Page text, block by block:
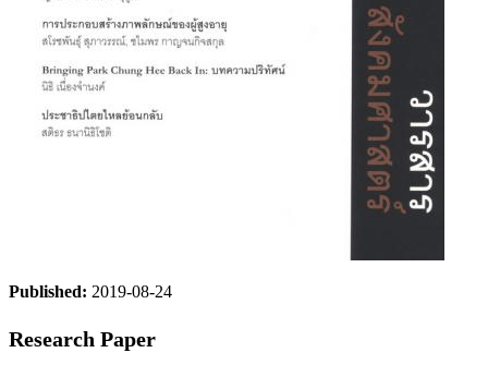
Published: 2019-08-24
Research Paper